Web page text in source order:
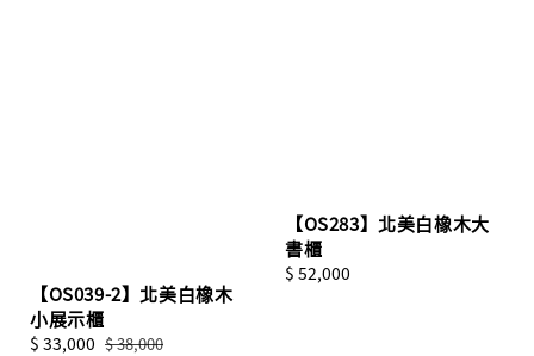
【OS039-2】北美白橡木
小展示櫃
Sale
$ 33,000 Regular
$ 38,000
【OS283】北美白橡木大
書櫃
Regular
$ 52,000